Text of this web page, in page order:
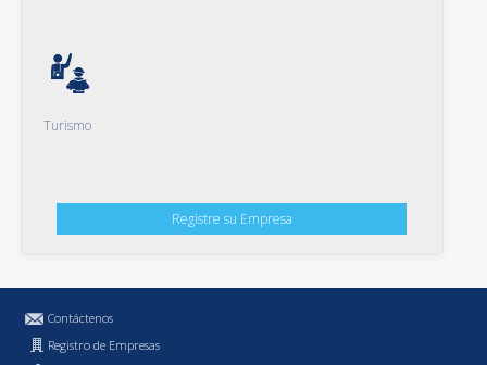
Turismo
Registre su Empresa
Contáctenos
Registro de Empresas